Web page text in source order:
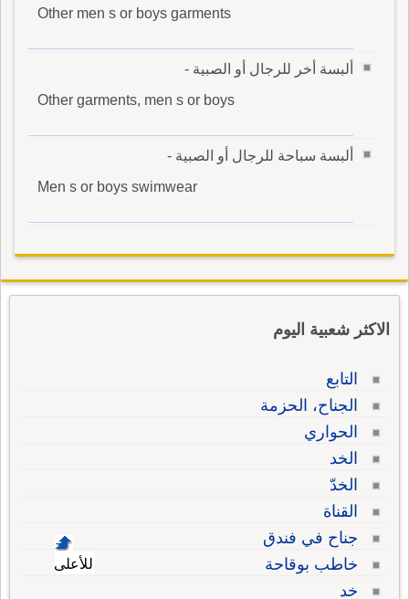
Other men s or boys garments
ألبسة أخر للرجال أو الصبية -
Other garments, men s or boys
ألبسة سباحة للرجال أو الصبية -
Men s or boys swimwear
الاكثر شعبية اليوم
التابع
الجناح، الحزمة
الحواري
الخد
الخدّ
القناة
جناح في فندق
خاطب بوقاحة
خد
للأعلى